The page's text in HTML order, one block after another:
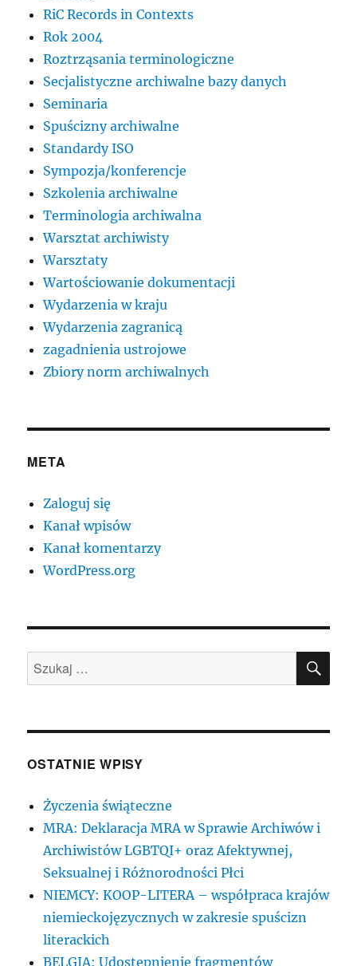
RiC Records in Contexts
Rok 2004
Roztrząsania terminologiczne
Secjalistyczne archiwalne bazy danych
Seminaria
Spuścizny archiwalne
Standardy ISO
Sympozja/konferencje
Szkolenia archiwalne
Terminologia archiwalna
Warsztat archiwisty
Warsztaty
Wartościowanie dokumentacji
Wydarzenia w kraju
Wydarzenia zagranicą
zagadnienia ustrojowe
Zbiory norm archiwalnych
META
Zaloguj się
Kanał wpisów
Kanał komentarzy
WordPress.org
Szukaj:
OSTATNIE WPISY
Życzenia świąteczne
MRA: Deklaracja MRA w Sprawie Archiwów i
Archiwistów LGBTQI+ oraz Afektywnej,
Seksualnej i Różnorodności Płci
NIEMCY: KOOP-LITERA – współpraca krajów
niemieckojęzycznych w zakresie spuścizn
literackich
BELGIA: Udostępnienie fragmentów